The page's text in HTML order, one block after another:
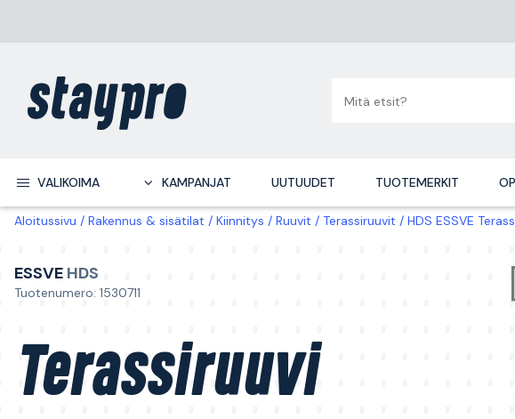
VALIKOIMA KAMPANJAT UUTUUDET TUOTEMERKIT
Aloitussivu Rakennus & sisätilat Kiinnitys Ruuvit Terassiruuvit HDS ESSVE
ESSVE HDS
Tuotenumero: 1530711
Terassiruuvi